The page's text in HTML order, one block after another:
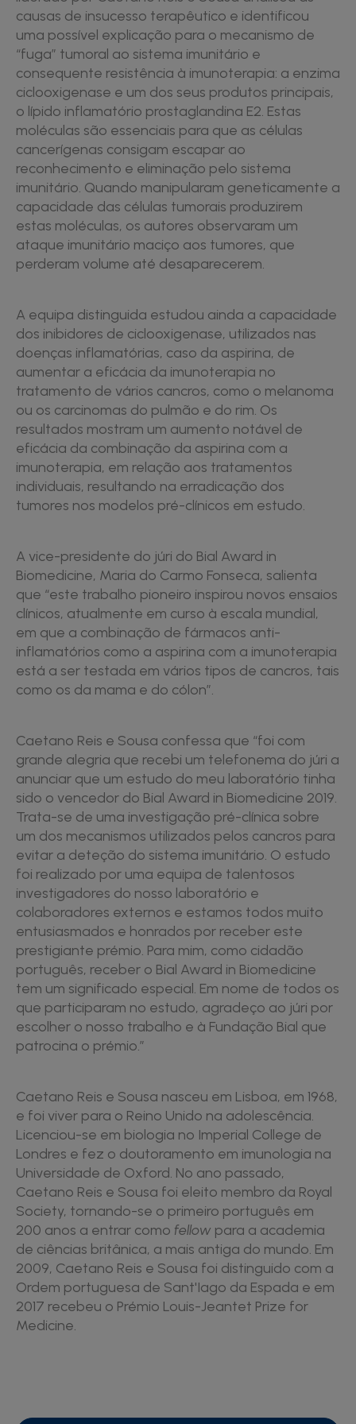
causas de insucesso terapêutico e identificou
uma possível explicação para o mecanismo de
“fuga” tumoral ao sistema imunitário e
consequente resistência à imunoterapia: a enzima
ciclooxigenase e um dos seus produtos principais,
o lípido inflamatório prostaglandina E2. Estas
moléculas são essenciais para que as células
cancerígenas consigam escapar ao
reconhecimento e eliminação pelo sistema
imunitário. Quando manipularam geneticamente a
capacidade das células tumorais produzirem
estas moléculas, os autores observaram um
ataque imunitário maciço aos tumores, que
perderam volume até desaparecerem.
A equipa distinguida estudou ainda a capacidade
dos inibidores de ciclooxigenase, utilizados nas
doenças inflamatórias, caso da aspirina, de
aumentar a eficácia da imunoterapia no
tratamento de vários cancros, como o melanoma
ou os carcinomas do pulmão e do rim. Os
resultados mostram um aumento notável de
eficácia da combinação da aspirina com a
imunoterapia, em relação aos tratamentos
individuais, resultando na erradicação dos
tumores nos modelos pré-clínicos em estudo.
A vice-presidente do júri do Bial Award in
Biomedicine, Maria do Carmo Fonseca, salienta
que “este trabalho pioneiro inspirou novos ensaios
clínicos, atualmente em curso à escala mundial,
em que a combinação de fármacos anti-
inflamatórios como a aspirina com a imunoterapia
está a ser testada em vários tipos de cancros, tais
como os da mama e do cólon”.
Caetano Reis e Sousa confessa que “foi com
grande alegria que recebi um telefonema do júri a
anunciar que um estudo do meu laboratório tinha
sido o vencedor do Bial Award in Biomedicine 2019.
Trata-se de uma investigação pré-clínica sobre
um dos mecanismos utilizados pelos cancros para
evitar a deteção do sistema imunitário. O estudo
foi realizado por uma equipa de talentosos
investigadores do nosso laboratório e
colaboradores externos e estamos todos muito
entusiasmados e honrados por receber este
prestigiante prémio. Para mim, como cidadão
português, receber o Bial Award in Biomedicine
tem um significado especial. Em nome de todos os
que participaram no estudo, agradeço ao júri por
escolher o nosso trabalho e à Fundação Bial que
patrocina o prémio.”
Caetano Reis e Sousa nasceu em Lisboa, em 1968,
e foi viver para o Reino Unido na adolescência.
Licenciou-se em biologia no Imperial College de
Londres e fez o doutoramento em imunologia na
Universidade de Oxford. No ano passado,
Caetano Reis e Sousa foi eleito membro da Royal
Society, tornando-se o primeiro português em
200 anos a entrar como fellow para a academia
de ciências britânica, a mais antiga do mundo. Em
2009, Caetano Reis e Sousa foi distinguido com a
Ordem portuguesa de Sant'Iago da Espada e em
2017 recebeu o Prémio Louis-Jeantet Prize for
Medicine.